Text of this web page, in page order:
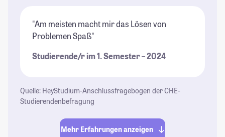
"Am meisten macht mir das Lösen von
Problemen Spaß"
Studierende/r im 1. Semester – 2024
Quelle: HeyStudium-Anschlussfragebogen der CHE-
Studierendenbefragung
Mehr Erfahrungen anzeigen